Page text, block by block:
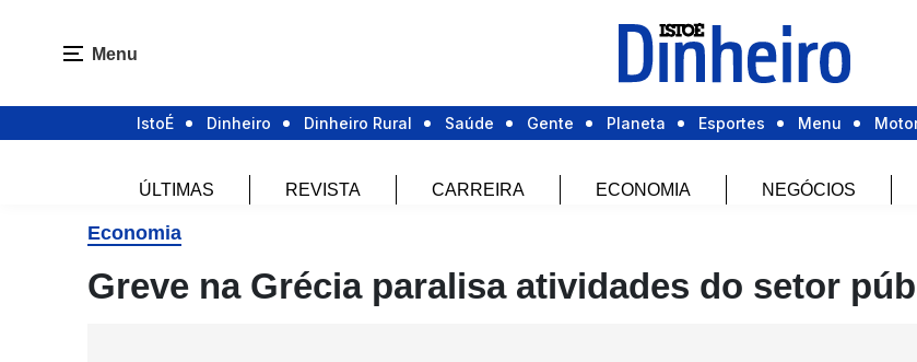
Menu
IstoÉ Dinheiro Dinheiro Rural Saúde Gente Planeta Esportes Menu
ÚLTIMAS REVISTA CARREIRA ECONOMIA NEGÓCIOS
Economia
Greve na Grécia paralisa atividades do setor